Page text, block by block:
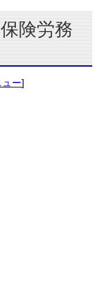
険労務
ュー]